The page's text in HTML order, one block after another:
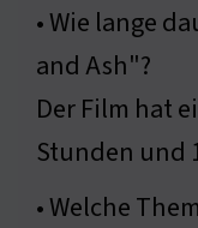
• Wie lange
and Ash"?
Der Film hat
Stunden und
• Welche